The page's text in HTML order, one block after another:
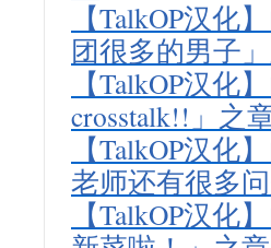
【TalkOP汉
团很多的男子
【TalkOP汉化
crosstalk!!」之
【TalkOP汉
老师还有很多
【TalkOP汉